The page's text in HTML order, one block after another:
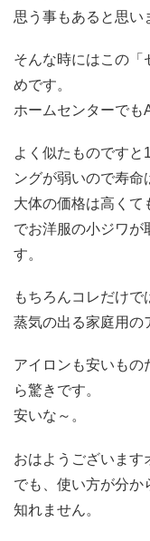
思う事もあると思い
そんな時にはこの「
めです。
ホームセンターでも
よく似たものですと
ングが弱いので寿命
大体の価格は高くて
でお洋服の小ジワが
す。
もちろんコレだけで
蒸気の出る家庭用の
アイロンも安いもの
ら驚きです。
安いな～。
おはようございます
でも、使い方が分か
知れません。